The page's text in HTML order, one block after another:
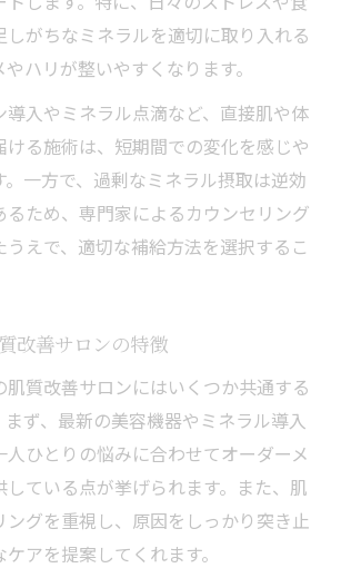
しがちなミネラルを適切に取り入れる
ハリが整いやすくなります。
導入やミネラル点滴など、直接肌や体
ける施術は、短期間での変化を感じや
。一方で、過剰なミネラル摂取は逆効
るため、専門家によるカウンセリング
えで、適切な補給方法を選択するこ
改善サロンの特徴
肌質改善サロンにはいくつか共通する
ず、最新の美容機器やミネラル導入
ひとりの悩みに合わせてオーダーメ
ている点が挙げられます。また、肌
ングを重視し、原因をしっかり突き止
アを提案してくれます。